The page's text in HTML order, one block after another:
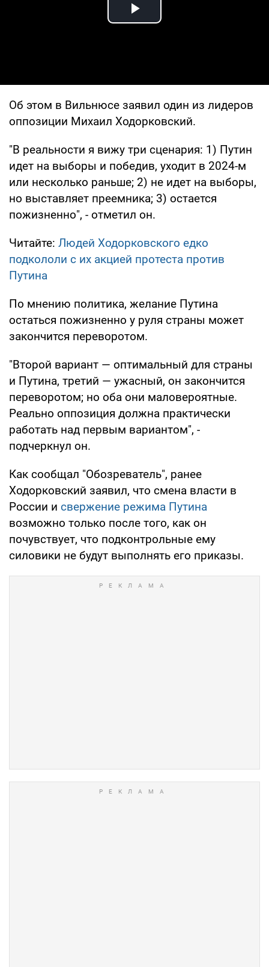
Play Video
Об этом в Вильнюсе заявил один из лидеров
оппозиции Михаил Ходорковский.
"В реальности я вижу три сценария: 1) Путин
идет на выборы и победив, уходит в 2024-м
или несколько раньше; 2) не идет на выборы,
но выставляет преемника; 3) остается
пожизненно", - отметил он.
Читайте: Людей Ходорковского едко
подкололи с их акцией протеста против
Путина
По мнению политика, желание Путина
остаться пожизненно у руля страны может
закончится переворотом.
"Второй вариант — оптимальный для страны
и Путина, третий — ужасный, он закончится
переворотом; но оба они маловероятные.
Реально оппозиция должна практически
работать над первым вариантом", -
подчеркнул он.
Как сообщал "Обозреватель", ранее
Ходорковский заявил, что смена власти в
России и свержение режима Путина
возможно только после того, как он
почувствует, что подконтрольные ему
силовики не будут выполнять его приказы.